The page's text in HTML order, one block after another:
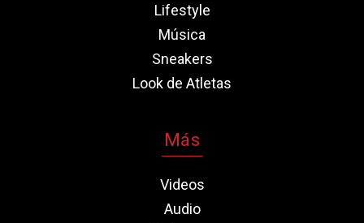
Lifestyle
Música
Sneakers
Look de Atletas
Más
Videos
Audio